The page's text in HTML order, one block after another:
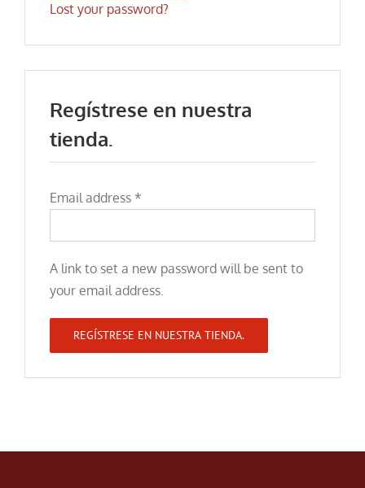
Lost your password?
Regístrese en nuestra
tienda.
Email address *
A link to set a new password will be sent to
your email address.
REGÍSTRESE EN NUESTRA TIENDA.